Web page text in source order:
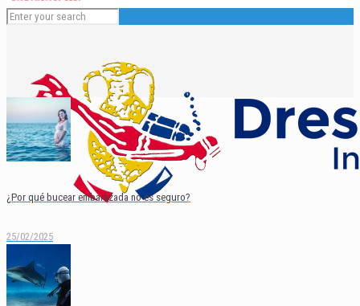
English
¿Por qué bucear embarazada no es seguro?
25/02/2025